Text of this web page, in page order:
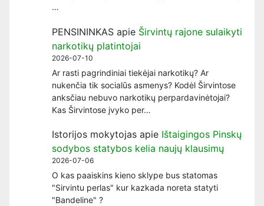
…
PENSININKAS apie Širvintų rajone sulaikyti
narkotikų platintojai
2026-07-10
Ar rasti pagrindiniai tiekėjai narkotikų? Ar
nukenčia tik socialūs asmenys? Kodėl Širvintose
anksčiau nebuvo narkotikų perpardavinėtojai?
Kas Širvintose įvyko per…
Istorijos mokytojas apie Ištaigingos Pinskų
sodybos statybos kelia naujų klausimų
2026-07-06
O kas paaiskins kieno sklype bus statomas
"Sirvintu perlas" kur kazkada noreta statyti
"Bandeline" ?